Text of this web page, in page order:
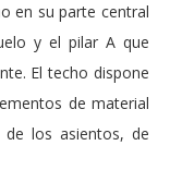
en su parte central
y el pilar A que
El techo dispone
de material
los asientos, de